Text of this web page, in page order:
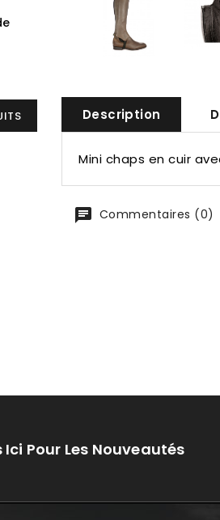
Description
Mini chaps en cuir
Commentaires (0)
Pour Les Nouveautés